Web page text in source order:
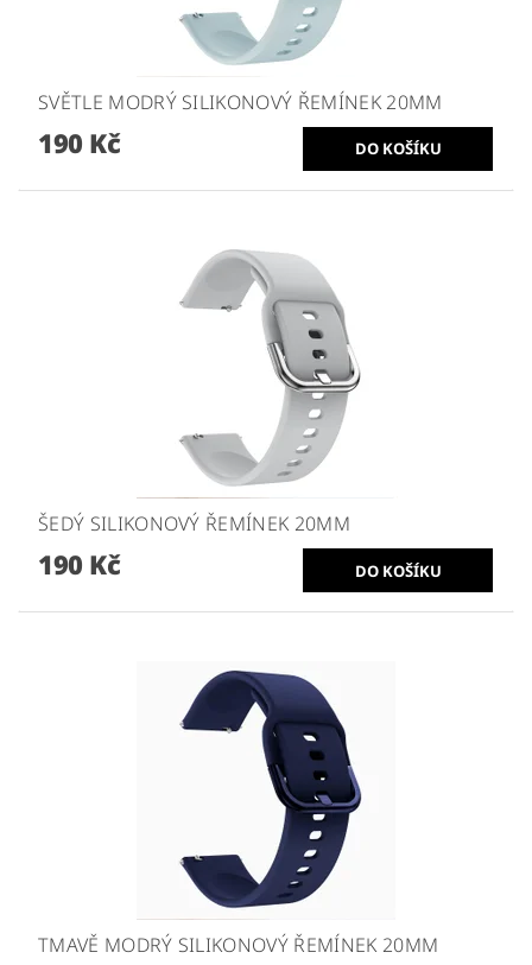
SVĚTLE MODRÝ SILIKONOVÝ ŘEMÍNEK 20MM
190 Kč
ŠEDÝ SILIKONOVÝ ŘEMÍNEK 20MM
190 Kč
TMAVĚ MODRÝ SILIKONOVÝ ŘEMÍNEK 20MM